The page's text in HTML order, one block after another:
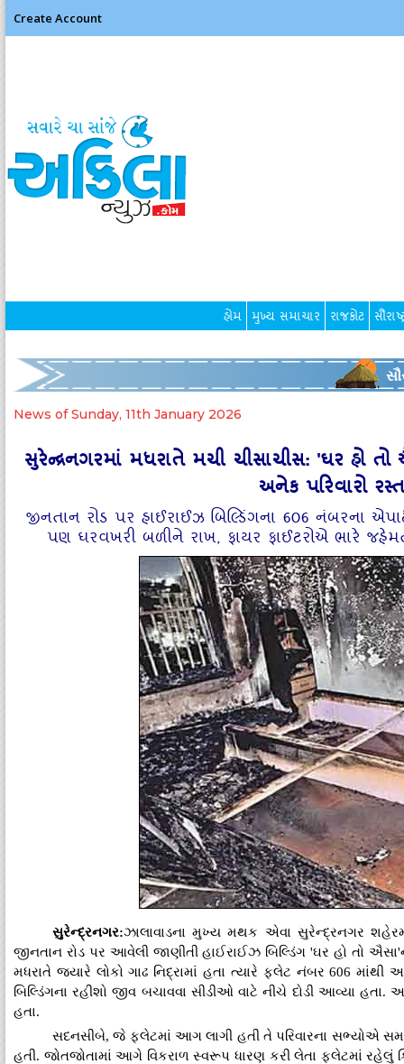
Create Account
હોમ મુખ્ય સમાચાર રાજકોટ
News of Sunday, 11th January 2026
સુરેન્દ્રનગરમાં મધરાતે મચી ચીસાચીસ: 'ઘર હો
અનેક પરિવારો
જીનતાન રોડ પર હાઈરાઈઝ બિલ્ડિંગના 606 નંબરના
પણ ઘરવખરી બળીને રાખ, ફાયર ફાઈટરોએ ભારે
સુરેન્દ્રનગર:ઝાલાવાડના મુખ્ય મથક એવા સુરેન્દ્રનગર
જીનતાન રોડ પર આવેલી જાણીતી હાઈરાઈઝ બિલ્ડિંગ 'ઘર હો તો
મધરાતે જ્યારે લોકો ગાઢ નિદ્રામાં હતા ત્યારે ફ્લેટ નંબર 606
બિલ્ડિંગના રહીશો જીવ બચાવવા સીડીઓ વાટે નીચે દોડી આવ્યા
હતા.
સદનસીબે, જે ફ્લેટમાં આગ લાગી હતી તે પરિવારના સભ્યોએ
હતી. જોતજોતામાં આગે વિકરાળ સ્વરૂપ ધારણ કરી લેતા ફ્લેટમાં રહેલું